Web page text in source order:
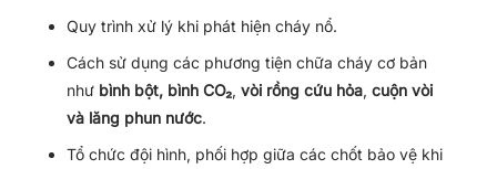
Quy trình xử lý khi phát hiện cháy nổ.
Cách sử dụng các phương tiện chữa cháy cơ bản
như bình bột, bình CO₂, vòi rồng cứu hỏa, cuộn vòi
và lăng phun nước.
Tổ chức đội hình, phối hợp giữa các chốt bảo vệ khi